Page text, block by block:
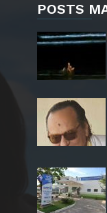
POSTS